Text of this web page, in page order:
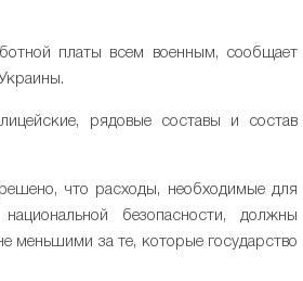
платы всем военным, сообщает
рядовые составы и состав
что расходы, необходимые для
безопасности, должны
меньшими за те, которые государство